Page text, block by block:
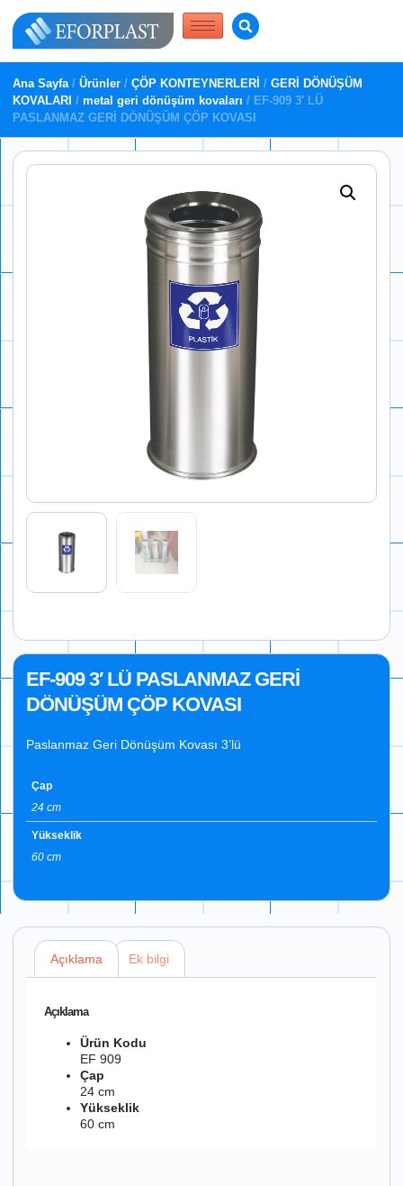
Ana Sayfa/ Ürünler / ÇÖP KONTEYNERLERİ / GERİ DÖNÜŞÜM
KOVALARI / metal geri dönüşüm kovaları / EF-909 3′ LÜ
PASLANMAZ GERİ DÖNÜŞÜM ÇÖP KOVASI
EF-909 3′ LÜ PASLANMAZ GERİ
DÖNÜŞÜM ÇÖP KOVASI
Paslanmaz Geri Dönüşüm Kovası 3’lü
Çap
24 cm
Yükseklik
60 cm
Açıklama Ek bilgi
Açıklama
Ürün Kodu
EF 909
Çap
24 cm
Yükseklik
60 cm